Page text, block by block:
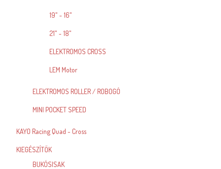
19" - 16"
21" - 18"
ELEKTROMOS CROSS
LEM Motor
ELEKTROMOS ROLLER / ROBOGÓ
MINI POCKET SPEED
KAYO Racing Quad - Cross
KIEGÉSZÍTŐK
BUKÓSISAK